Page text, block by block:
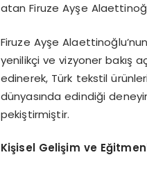
atan Firuze Ayşe
Firuze Ayşe
yenilikçi ve vizyoner bakış
edinerek, Türk tekstil
dünyasında edindiği
pekiştirmiştir.
Kişisel Gelişim ve